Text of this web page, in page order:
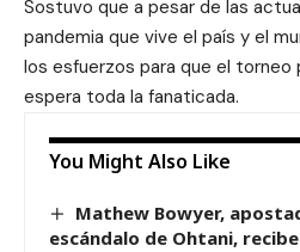
Sostuvo que a pesar de las
pandemia que vive el país y el
los esfuerzos para que el torneo
espera toda la fanaticada.
You Might Also Like
Mathew Bowyer,
escándalo de Ohtani,